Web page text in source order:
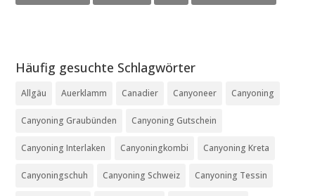
Häufig gesuchte Schlagwörter
Allgäu Auerklamm Canadier Canyoneer Canyoning
Canyoning Graubünden Canyoning Gutschein
Canyoning Interlaken Canyoningkombi Canyoning Kreta
Canyoningschuh Canyoning Schweiz Canyoning Tessin